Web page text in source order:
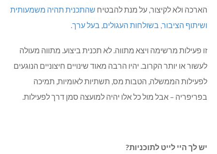
הארכה ולא לקיצור, על מנת להבטיח שהתכנית תהיה משמעותית
ושיתוף הציבור, בשולחות העגולים, בעל ערך.
זו פעילות מרשימה ויצא מתווה. לא תכנית ביצוע. מתווה מעולה
לעשור או יותר הקרוב. יהיו הרבה מאוד שינויים חיצוניים הנוגעים
לפעילות הממשלה, הטבות מס, תשתיות לאומיות, תמיכה
בפריפריה – אבל מול כל אלו יהיה למועצה סמן דרך לפעילות.
יש לך היי לייט לתוכניות?